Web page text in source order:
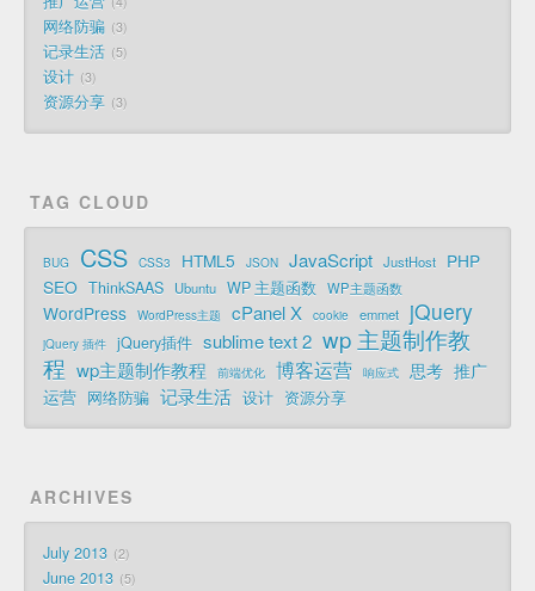
网络防骗 3
记录生活 5
设计 3
资源分享 3
TAG CLOUD
BUG CSS CSS3 HTML5 JSON JavaScript JustHost
PHP
SEO ThinkSAAS Ubuntu WP 主题函数 WP主题函数
WordPress WordPress主题 cPanel X cookie emmet jQuery
jQuery 插件 jQuery插件 sublime text 2 wp 主题制作教
程 wp主题制作教程 前端优化 博客运营 响应式 思考 推广
运营 网络防骗 记录生活 设计 资源分享
ARCHIVES
July 2013 2
June 2013 5